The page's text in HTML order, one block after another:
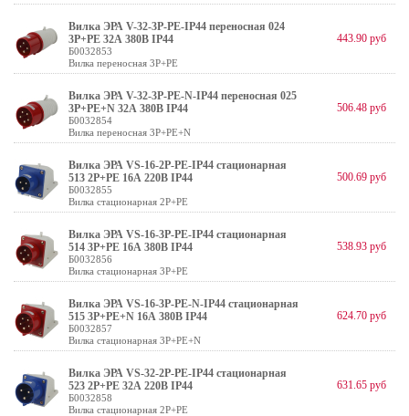
Вилка ЭРА V-32-3P-PE-IP44 переносная 024
3Р+РЕ 32А 380В IP44
Б0032853
Вилка переносная 3P+PE
443.90 руб
Вилка ЭРА V-32-3P-PE-N-IP44 переносная 025
3Р+РЕ+N 32А 380В IP44
Б0032854
Вилка переносная 3P+PE+N
506.48 руб
Вилка ЭРА VS-16-2P-PE-IP44 стационарная
513 2Р+РЕ 16А 220В IP44
Б0032855
Вилка стационарная 2P+PE
500.69 руб
Вилка ЭРА VS-16-3P-PE-IP44 стационарная
514 3Р+РЕ 16А 380В IP44
Б0032856
Вилка стационарная 3P+PE
538.93 руб
Вилка ЭРА VS-16-3P-PE-N-IP44 стационарная
515 3Р+РЕ+N 16А 380В IP44
Б0032857
Вилка стационарная 3P+PE+N
624.70 руб
Вилка ЭРА VS-32-2P-PE-IP44 стационарная
523 2Р+РЕ 32А 220В IP44
Б0032858
Вилка стационарная 2P+PE
631.65 руб